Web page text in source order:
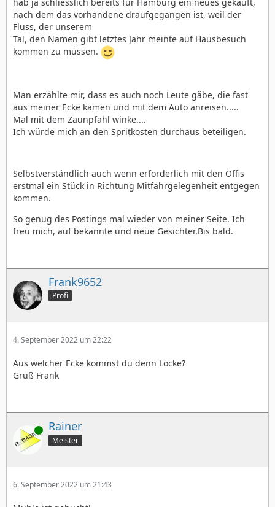
nach dem das vorhandene draufgegangen ist, weil der
Fluss, der unserem
Tal, den Namen gibt letztes Jahr meinte auf Hausbesuch
kommen zu müssen.
Man erzählte mir, dass es auch noch Leute gäbe, die fast
aus meiner Ecke kämen und mit dem Auto anreisen.....
Mal mit dem Zaunpfahl winke....
Ich würde mich an den Spritkosten durchaus beteiligen.
Selbstverständlich auch wenn erforderlich mit den Öffis
erstmal ein Stück in Richtung Mitfahrgelegenheit entgegen
kommen.
So genug des Postings mal wieder von meiner Seite. Ich
freu mich, auf bekannte und neue Gesichter.Bis bald.
Frank9652
Profi
4. September 2022 um 22:22
Aus welcher Ecke kommst du denn Locke?
Gruß Frank
Online Rainer
Meister
6. September 2022 um 21:43